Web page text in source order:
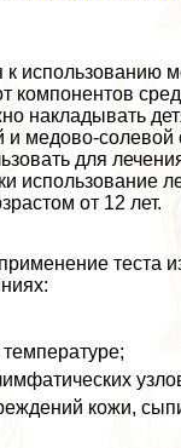
к использованию
компонентов
накладывать
и медово-солевой
для
использование
от 12 лет.
теста
кожи,